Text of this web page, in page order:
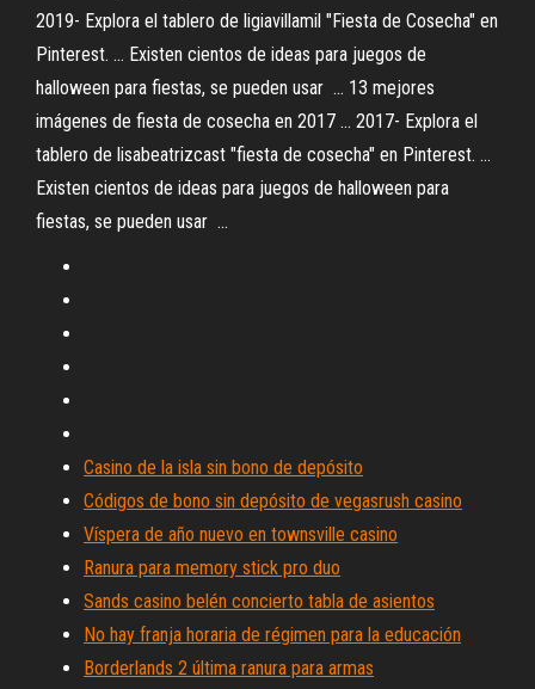
2019- Explora el tablero de ligiavillamil "Fiesta de Cosecha" en
Pinterest. ... Existen cientos de ideas para juegos de
halloween para fiestas, se pueden usar ... 13 mejores
imágenes de fiesta de cosecha en 2017 ... 2017- Explora el
tablero de lisabeatrizcast "fiesta de cosecha" en Pinterest. ...
Existen cientos de ideas para juegos de halloween para
fiestas, se pueden usar ...
Casino de la isla sin bono de depósito
Códigos de bono sin depósito de vegasrush casino
Víspera de año nuevo en townsville casino
Ranura para memory stick pro duo
Sands casino belén concierto tabla de asientos
No hay franja horaria de régimen para la educación
Borderlands 2 última ranura para armas